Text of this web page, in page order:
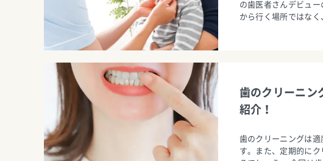
の歯医者さんデビュ
から行く場所ではな
歯のクリーニン
紹介！
歯のクリーニングは
す。また、定期的に